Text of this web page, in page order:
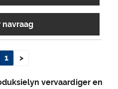
navraag
1 >
vervaardiger en